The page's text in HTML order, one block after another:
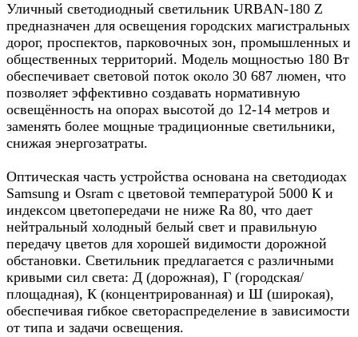
Уличный светодиодный светильник URBAN-180 Z
предназначен для освещения городских магистральных
дорог, проспектов, парковочных зон, промышленных и
общественных территорий. Модель мощностью 180 Вт
обеспечивает световой поток около 30 687 люмен, что
позволяет эффективно создавать нормативную
освещённость на опорах высотой до 12-14 метров и
заменять более мощные традиционные светильники,
снижая энергозатраты.
Оптическая часть устройства основана на светодиодах
Samsung и Osram с цветовой температурой 5000 К и
индексом цветопередачи не ниже Ra 80, что дает
нейтральный холодный белый свет и правильную
передачу цветов для хорошей видимости дорожной
обстановки. Светильник предлагается с различными
кривыми сил света: Д (дорожная), Г (городская/
площадная), К (концентрированная) и Ш (широкая),
обеспечивая гибкое светораспределение в зависимости
от типа и задачи освещения.